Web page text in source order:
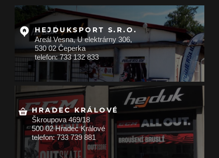
HEJDUKSPORT S.R.O.
Areál Vesna, U elektrárny 306,
530 02 Čeperka
telefon: 733 132 833
HRADEC KRÁLOVÉ
Škroupova 469/18
500 02 Hradec Králové
telefon: 733 739 881